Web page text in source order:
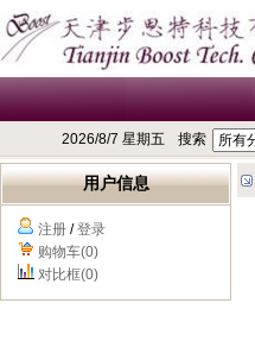
2026/8/7 星期五 搜索
用户信息
注册 /登录
购物车(0)
对比框(0)